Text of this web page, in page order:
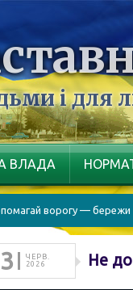
і для
ВЛАДА
ворогу — бережи
ЧЕРВ.
2026
Не